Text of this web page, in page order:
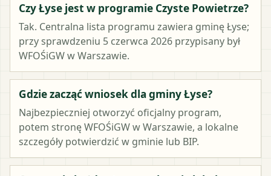
Czy Łyse jest w programie Czyste Powietrze?
Tak. Centralna lista programu zawiera gminę Łyse;
przy sprawdzeniu 5 czerwca 2026 przypisany był
WFOŚiGW w Warszawie.
Gdzie zacząć wniosek dla gminy Łyse?
Najbezpieczniej otworzyć oficjalny program,
potem stronę WFOŚiGW w Warszawie, a lokalne
szczegóły potwierdzić w gminie lub BIP.